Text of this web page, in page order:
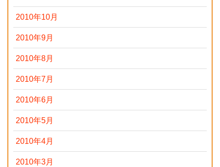
2010年10月
2010年9月
2010年8月
2010年7月
2010年6月
2010年5月
2010年4月
2010年3月